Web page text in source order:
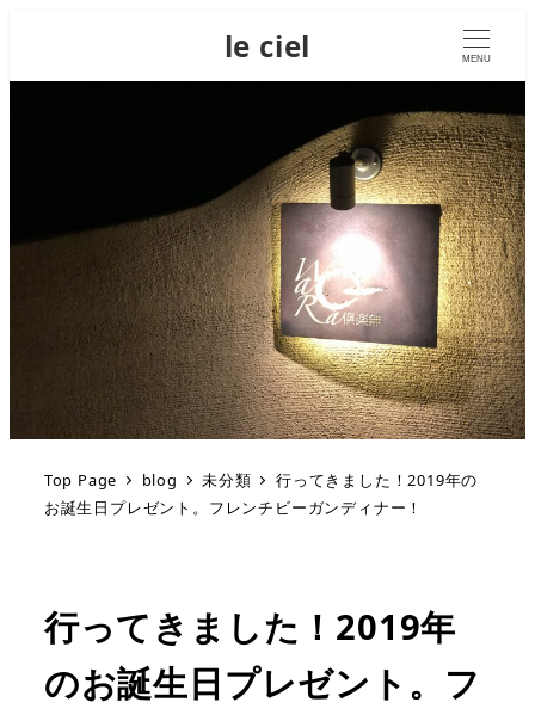
le ciel MENU
Top Page blog 未分類
行ってきました！2019年の
お誕生日プレゼント。フレンチビーガンディナー！
行ってきました！2019年
のお誕生日プレゼント。フ